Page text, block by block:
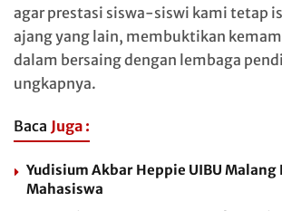
agar prestasi siswa-siswi kami tetap
ajang yang lain, membuktikan
dalam bersaing dengan lembaga
ungkapnya.
Baca Juga :
Yudisium Akbar Heppie UIBU Malang
Mahasiswa